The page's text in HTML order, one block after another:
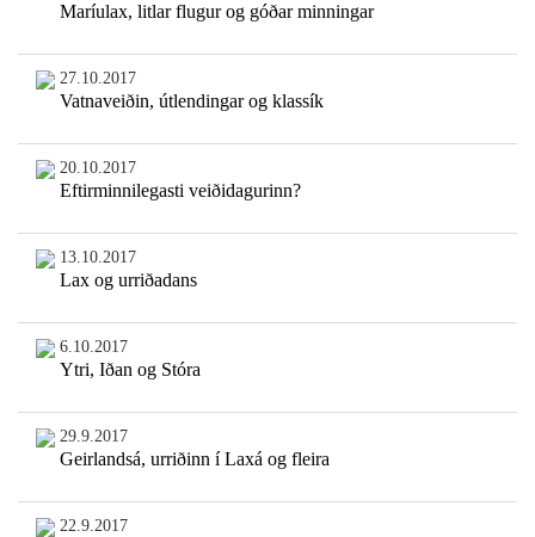
Maríulax, litlar flugur og góðar minningar
27.10.2017
Vatnaveiðin, útlendingar og klassík
20.10.2017
Eftirminnilegasti veiðidagurinn?
13.10.2017
Lax og urriðadans
6.10.2017
Ytri, Iðan og Stóra
29.9.2017
Geirlandsá, urriðinn í Laxá og fleira
22.9.2017